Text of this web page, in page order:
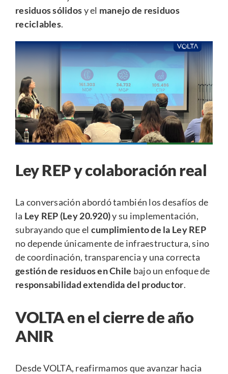
residuos sólidosy el manejo de residuos
reciclables.
Ley REP y colaboración real
La conversación abordó también los desafíos de
la Ley REP (Ley 20.920)y su implementación,
subrayando que el cumplimiento de la Ley REP
no depende únicamente de infraestructura, sino
de coordinación, transparencia y una correcta
gestión de residuos en Chile bajo un enfoque de
responsabilidad extendida del productor.
VOLTA en el cierre de año
ANIR
Desde VOLTA, reafirmamos que avanzar hacia